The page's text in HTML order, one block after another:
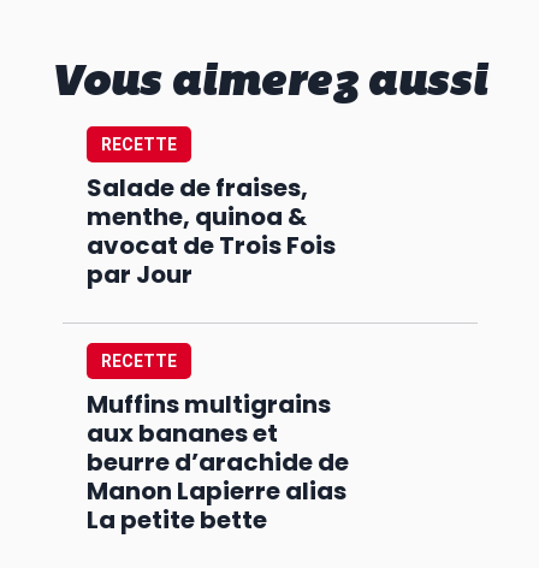
Vous aimerez aussi
RECETTE
Salade de fraises,
menthe, quinoa &
avocat de Trois Fois
par Jour
RECETTE
Muffins multigrains
aux bananes et
beurre d’arachide de
Manon Lapierre alias
La petite bette